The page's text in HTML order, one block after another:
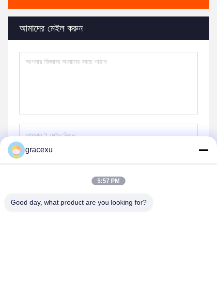
আমাদের মেইল করুন
পাঠান
gracexu
5:57 PM
Good day, what product are you looking for?